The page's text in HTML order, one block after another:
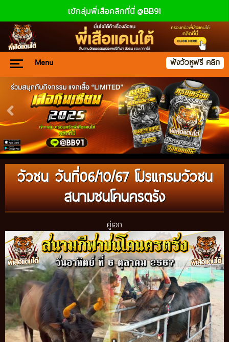
เข้กลุ่มพี่เสือคลิกที่นี่ @BB91
Menu ฟังวัวหูฟรี คลิก
วัวชน วันที่06/10/67 โปรแกรมวัวชน
สนามชนโคนครตรัง
คู่เอก